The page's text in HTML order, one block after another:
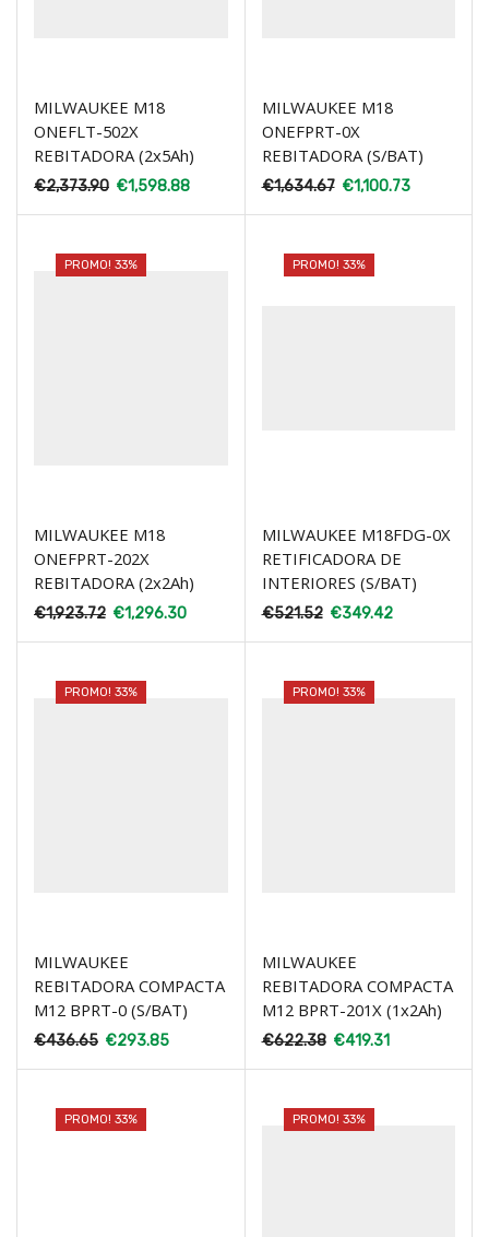
MILWAUKEE M18
ONEFLT-502X
REBITADORA (2x5Ah)
€2,373.90 €1,598.88
MILWAUKEE M18
ONEFPRT-0X
REBITADORA (S/BAT)
€1,634.67 €1,100.73
PROMO! 33%
MILWAUKEE M18
ONEFPRT-202X
REBITADORA (2x2Ah)
€1,923.72 €1,296.30
PROMO! 33%
MILWAUKEE M18FDG-0X
RETIFICADORA DE
INTERIORES (S/BAT)
€521.52 €349.42
PROMO! 33%
MILWAUKEE
REBITADORA COMPACTA
M12 BPRT-0 (S/BAT)
€436.65 €293.85
PROMO! 33%
MILWAUKEE
REBITADORA COMPACTA
M12 BPRT-201X (1x2Ah)
€622.38 €419.31
PROMO! 33% PROMO! 33%